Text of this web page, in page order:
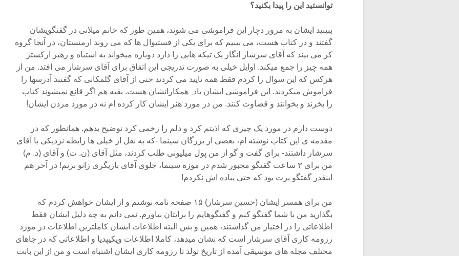
توانستید این را پیدا بکنید؟
ببینید ایشان به مرور دچار این فراموشی می شوند، همین طور که خانم میلانی در گفتگویشان
گفتند و در کتاب هست، می بینیم که برای یکی از فستیوال ها که می روند ارمنستان، در آنجا گروه
کر می بیند که آقای سرشار انگار یک تیکه هایی را دارد دوباره میخواند به اشتباه و رهبر ارکستر
همه چیز را جمع میکند. اوایل خیلی به صورت تدریجی این اتفاق برای آقای سرشار می افتد. من از
هرکس که این سوال را کردم فقط همه تایید می کردند حتی از آقای گلمکانی که گفتند آدرسها را
فراموش میکردند. این فراموشی ایشان یاد ِ همکارانشان هست. بقیه هم اگر قانع نمیشوند کتاب
را بخرند و بخوانند و قضاوت کنند. من در مورد هنر ایشان کار کرده ام نه در مورد مردن ایشان!
دوست دارم در مورد یک چیزی که اذیتم کرد و دلم را زخمی کرد توضیح بدهم. همانطور که در
مقدمه ی این کتاب نوشته ام، بعضی از بزرگان سینما -که به نقل از خیلی ها رابطه نزدیکی با آقای
سرشار داشتند- برای گفت و گو از من پول میلیونی طلب کردند، مثل آقای (ن. ت) و آقای (د. م)
من برای ۳ ساعت گفتگو مجبور شدم در موزه سینما، جلوی آقای بازیگری زانو بزنم! در آخر هم
اینقدر گفتگو پرت بود که حتی پیاده اش نکردم!
من برای همسر ایشان (حسین سرشار) ۱۵ صفحه نامه نوشتم و از ایشان خواهش کردم که
بگذارید من با شما گفتگو کنم و گفتگوهایم را برایتان بیاورم. نمی دانم به چه دلیل ایشان فقط
اطلاعاتی را در اختیار من گذاشتند، همین و بس البته اطلاعات ایشان کاملترین اطلاعات در مورد
رزومه کاری آقای سرشار است که نشان میدهد، کاملا اطلاعات ویکیپدیا و اطلاعاتی که در جاهای
مختلف مجله های موسیقی آمده از تاریخ تولد تا رزومه کاری ایشان اشتباه است و من از این بابت